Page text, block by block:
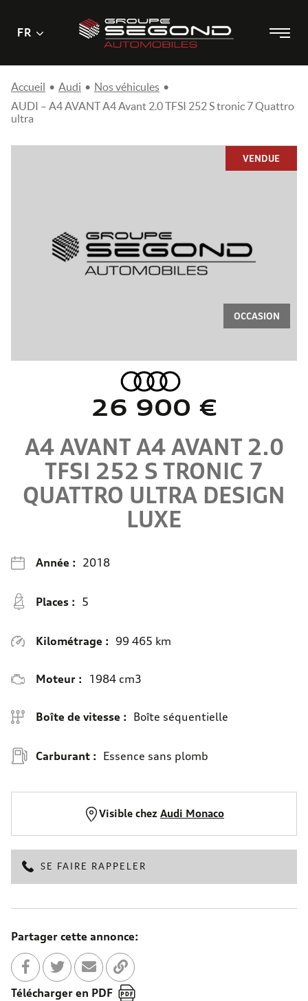
Passer
Menu
principal
Menu
FR
Accueil • Audi • Nos véhicules •
AUDI – A4 AVANT A4 Avant 2.0 TFSI 252 S tronic 7 Quattro
ultra
OCCASION
VENDUE
26 900 €
A4 AVANT A4 AVANT 2.0
TFSI 252 S TRONIC 7
QUATTRO ULTRA DESIGN
LUXE
Année : 2018
Places : 5
Kilométrage : 99 465 km
Moteur : 1984 cm3
Boîte de vitesse : Boîte séquentielle
Carburant : Essence sans plomb
Visible chez Audi Monaco
SE FAIRE RAPPELER
Partager cette annonce:
Partager sur Facebook
Partager sur Twitter
Envoyer à un ami
Copier dans le bloc-note
Télécharger en PDF